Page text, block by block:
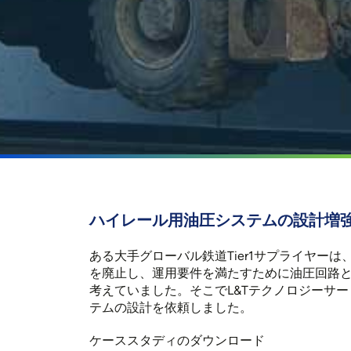
ハイレール用油圧システムの設計増
ある大手グローバル鉄道Tier1サプライヤーは
を廃止し、運用要件を満たすために油圧回路
考えていました。そこでL&Tテクノロジーサ
テムの設計を依頼しました。
ケーススタディのダウンロード